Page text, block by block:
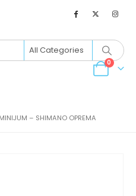
0
– SHIMANO OPREMA